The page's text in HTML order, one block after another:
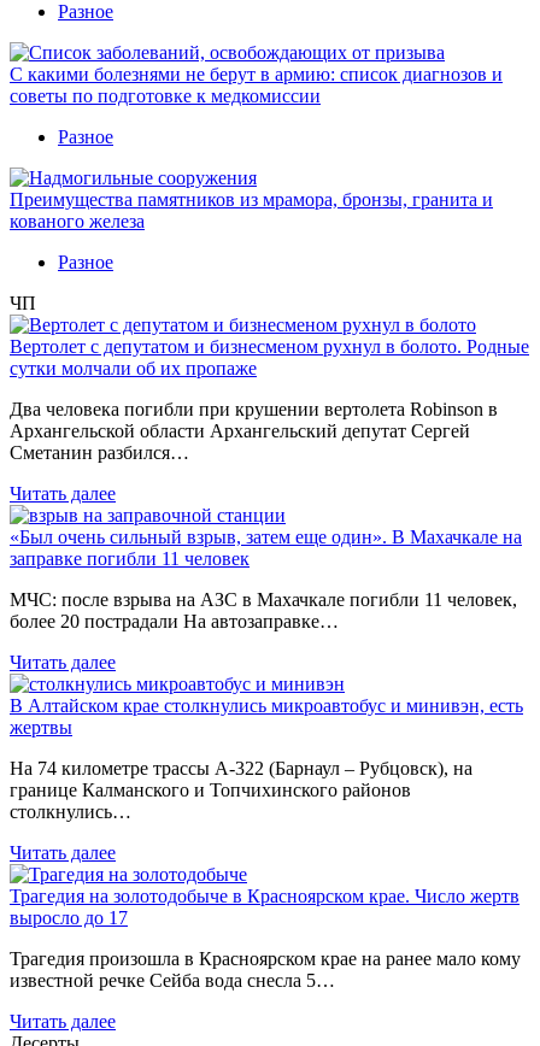
Разное
С какими болезнями не берут в армию: список диагнозов и
советы по подготовке к медкомиссии
Разное
Преимущества памятников из мрамора, бронзы, гранита и
кованого железа
Разное
ЧП
Вертолет с депутатом и бизнесменом рухнул в болото. Родные
сутки молчали об их пропаже
Два человека погибли при крушении вертолета Robinson в
Архангельской области Архангельский депутат Сергей
Сметанин разбился…
Читать далее
«Был очень сильный взрыв, затем еще один». В Махачкале на
заправке погибли 11 человек
МЧС: после взрыва на АЗС в Махачкале погибли 11 человек,
более 20 пострадали На автозаправке…
Читать далее
В Алтайском крае столкнулись микроавтобус и минивэн, есть
жертвы
На 74 километре трассы А-322 (Барнаул – Рубцовск), на
границе Калманского и Топчихинского районов
столкнулись…
Читать далее
Трагедия на золотодобыче в Красноярском крае. Число жертв
выросло до 17
Трагедия произошла в Красноярском крае на ранее мало кому
известной речке Сейба вода снесла 5…
Читать далее